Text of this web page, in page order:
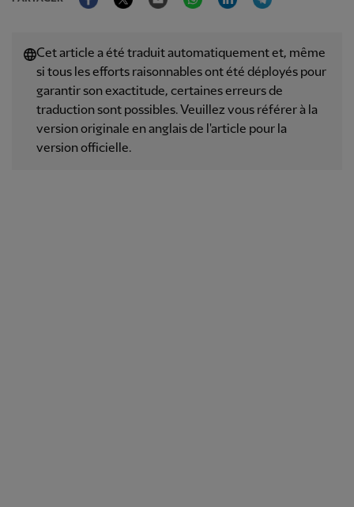
Cet article a été traduit automatiquement et, même
si tous les efforts raisonnables ont été déployés pour
garantir son exactitude, certaines erreurs de
traduction sont possibles. Veuillez vous référer à la
version originale en anglais de l'article pour la
version officielle.